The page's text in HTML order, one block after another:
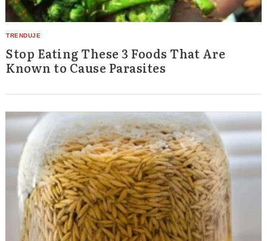
Stop Eating These 3 Foods That Are
Known to Cause Parasites